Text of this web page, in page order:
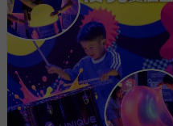
客製化商品（例如客
報紙、期刊或雜誌（
新費用）。
經消費者拆封之影音
等）。
非以有形媒介提供之